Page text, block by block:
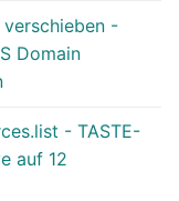
verschieben -
Domain
- TASTE-
auf 12